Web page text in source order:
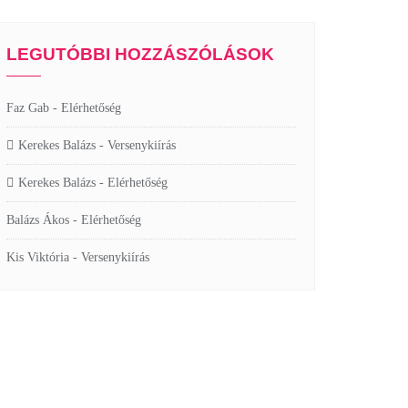
LEGUTÓBBI HOZZÁSZÓLÁSOK
Faz Gab - Elérhetőség
Kerekes Balázs - Versenykiírás
Kerekes Balázs - Elérhetőség
Balázs Ákos - Elérhetőség
Kis Viktória - Versenykiírás